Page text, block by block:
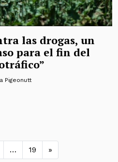
las drogas, un
para el fin del
Pigeonutt
de entradas
… 19 »